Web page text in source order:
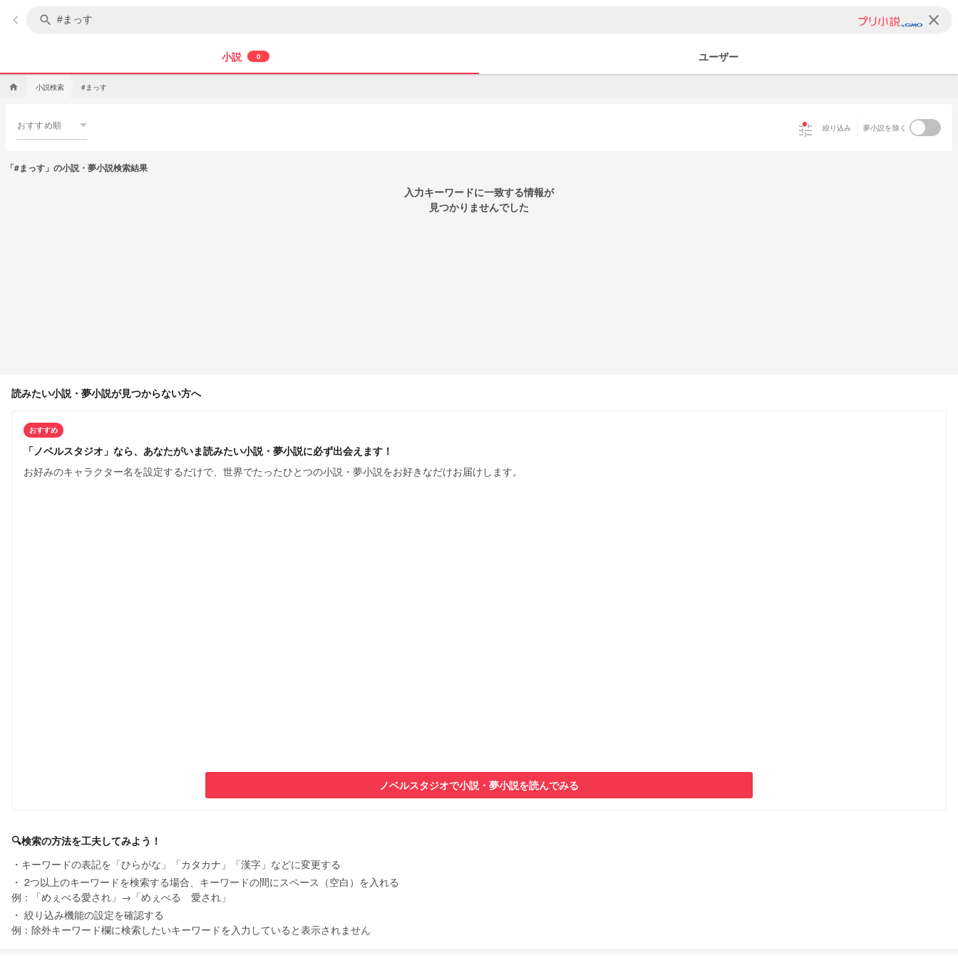
keyboard_arrow_left search clear
小説 0 ユーザー
home 小説検索 #まっす
おすすめ順 tune 絞り込み 夢小説を除く
「#まっす」の小説・夢小説検索結果
入力キーワードに一致する情報が
見つかりませんでした
読みたい小説・夢小説が見つからない方へ
おすすめ
「ノベルスタジオ」なら、あなたがいま読みたい小説・夢小説に必ず出会えます！
お好みのキャラクター名を設定するだけで、世界でたったひとつの小説・夢小説をお好きなだけお届けします。
ノベルスタジオで小説・夢小説を読んでみる
🔍検索の方法を工夫してみよう！
キーワードの表記を「ひらがな」「カタカナ」「漢字」などに変更する
2つ以上のキーワードを検索する場合、キーワードの間にスペース（空白）を入れる
例：「めぇべる愛され」→「めぇべる 愛され」
絞り込み機能の設定を確認する
例：除外キーワード欄に検索したいキーワードを入力していると表示されません